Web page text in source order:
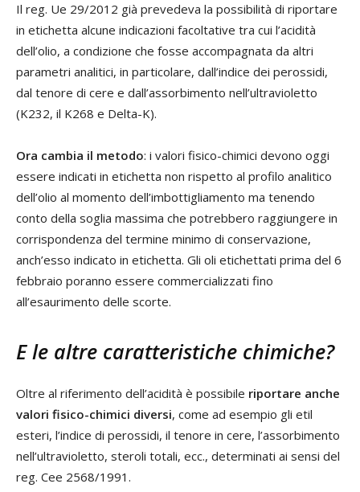
Il reg. Ue 29/2012 già prevedeva la possibilità di riportare
in etichetta alcune indicazioni facoltative tra cui l’acidità
dell’olio, a condizione che fosse accompagnata da altri
parametri analitici, in particolare, dall’indice dei perossidi,
dal tenore di cere e dall’assorbimento nell’ultravioletto
(K232, il K268 e Delta-K).
Ora cambia il metodo: i valori fisico-chimici devono oggi
essere indicati in etichetta non rispetto al profilo analitico
dell’olio al momento dell’imbottigliamento ma tenendo
conto della soglia massima che potrebbero raggiungere in
corrispondenza del termine minimo di conservazione,
anch’esso indicato in etichetta. Gli oli etichettati prima del 6
febbraio poranno essere commercializzati fino
all’esaurimento delle scorte.
E le altre caratteristiche chimiche?
Oltre al riferimento dell’acidità è possibile riportare anche
valori fisico-chimici diversi, come ad esempio gli etil
esteri, l’indice di perossidi, il tenore in cere, l’assorbimento
nell’ultravioletto, steroli totali, ecc., determinati ai sensi del
reg. Cee 2568/1991.